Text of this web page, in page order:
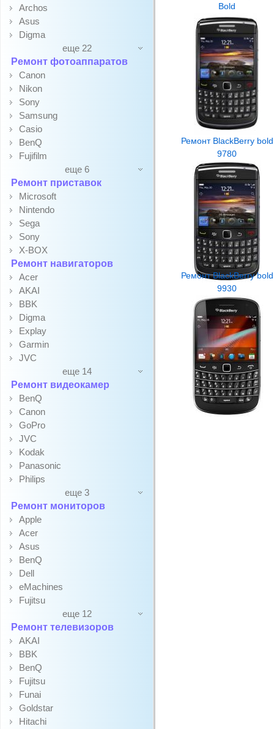
Archos
Asus
Digma
еще 22
Ремонт фотоаппаратов
Canon
Nikon
Sony
Samsung
Casio
BenQ
Fujifilm
еще 6
Ремонт приставок
Microsoft
Nintendo
Sega
Sony
X-BOX
Ремонт навигаторов
Acer
AKAI
BBK
Digma
Explay
Garmin
JVC
еще 14
Ремонт видеокамер
BenQ
Canon
GoPro
JVC
Kodak
Panasonic
Philips
еще 3
Ремонт мониторов
Apple
Acer
Asus
BenQ
Dell
eMachines
Fujitsu
еще 12
Ремонт телевизоров
AKAI
BBK
BenQ
Fujitsu
Funai
Goldstar
Hitachi
Bold
Ремонт BlackBerry bold
9780
Ремонт BlackBerry bold
9930